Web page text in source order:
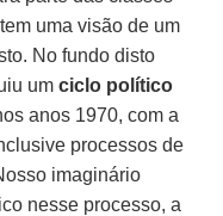
uma visão de um
No fundo disto
umciclo político
anos 1970, com a
processos de
imaginário
nesse processo, a